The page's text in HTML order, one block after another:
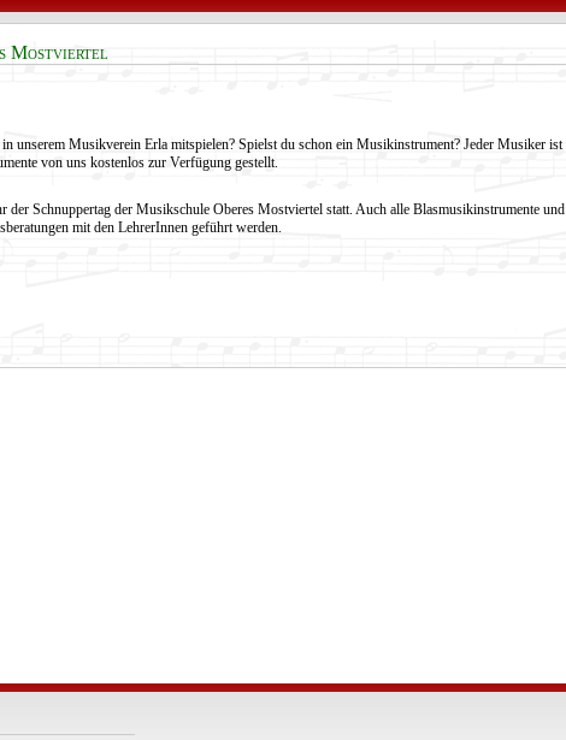
Mostviertel
unserem Musikverein Erla mitspielen? Spielst du schon ein Musikinstrument? Jeder Musiker ist
von uns kostenlos zur Verfügung gestellt.
Schnuppertag der Musikschule Oberes Mostviertel statt. Auch alle Blasmusikinstrumente und
mit den LehrerInnen geführt werden.